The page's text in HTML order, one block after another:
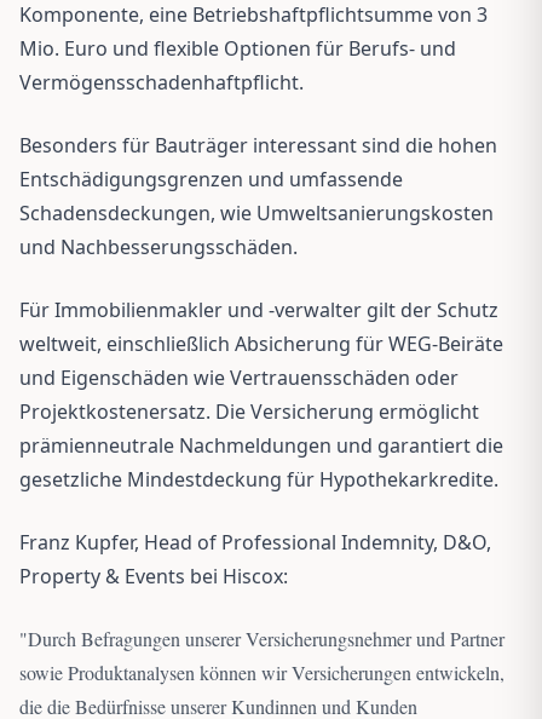
Komponente, eine Betriebshaftpflichtsumme von 3
Mio. Euro und flexible Optionen für Berufs- und
Vermögensschadenhaftpflicht.
Besonders für Bauträger interessant sind die hohen
Entschädigungsgrenzen und umfassende
Schadensdeckungen, wie Umweltsanierungskosten
und Nachbesserungsschäden.
Für Immobilienmakler und -verwalter gilt der Schutz
weltweit, einschließlich Absicherung für WEG-Beiräte
und Eigenschäden wie Vertrauensschäden oder
Projektkostenersatz. Die Versicherung ermöglicht
prämienneutrale Nachmeldungen und garantiert die
gesetzliche Mindestdeckung für Hypothekarkredite.
Franz Kupfer, Head of Professional Indemnity, D&O,
Property & Events bei Hiscox:
"Durch Befragungen unserer Versicherungsnehmer und Partner
sowie Produktanalysen können wir Versicherungen entwickeln,
die die Bedürfnisse unserer Kundinnen und Kunden